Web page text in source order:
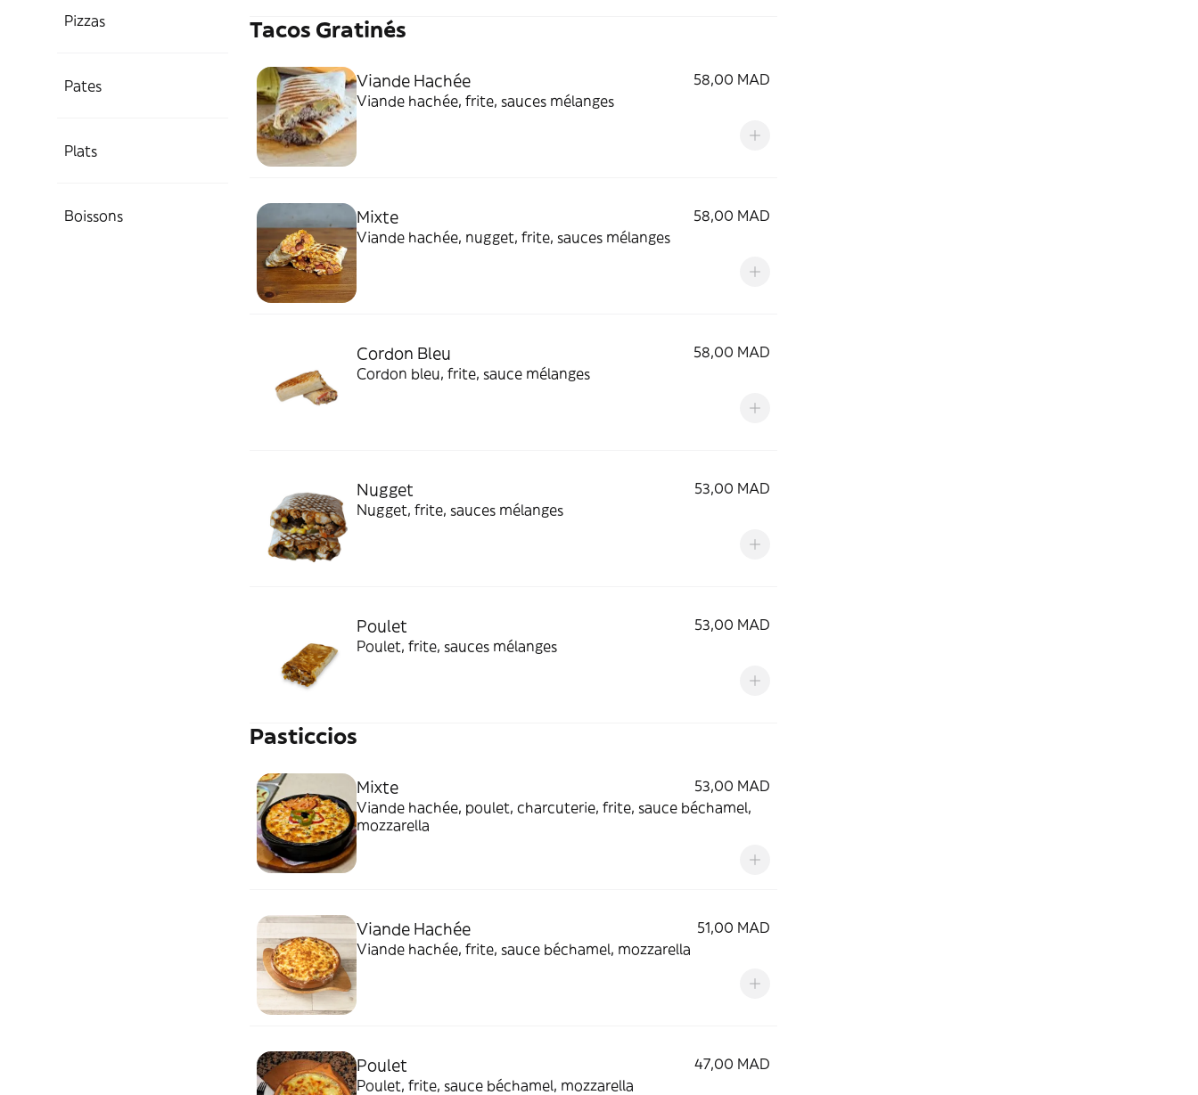
Pizzas
Pates
Plats
Boissons
Tacos Gratinés
Viande Hachée
58,00 MAD
Viande hachée, frite, sauces mélanges
Mixte
58,00 MAD
Viande hachée, nugget, frite, sauces mélanges
Cordon Bleu
58,00 MAD
Cordon bleu, frite, sauce mélanges
Nugget
53,00 MAD
Nugget, frite, sauces mélanges
Poulet
53,00 MAD
Poulet, frite, sauces mélanges
Pasticcios
Mixte
53,00 MAD
Viande hachée, poulet, charcuterie, frite, sauce béchamel,
mozzarella
Viande Hachée
51,00 MAD
Viande hachée, frite, sauce béchamel, mozzarella
Poulet
47,00 MAD
Poulet, frite, sauce béchamel, mozzarella